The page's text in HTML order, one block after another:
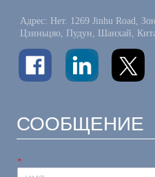
Адрес: Нет. 1269 Jinhu Road,
Цзиньцяо, Пудун, Шанхай,
СООБЩЕНИЕ
*